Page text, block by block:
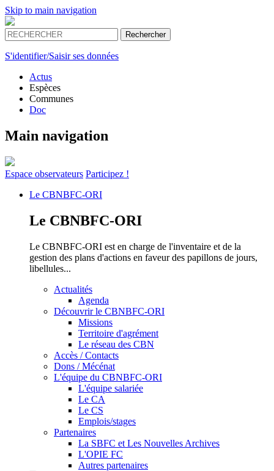
Skip to main navigation
S'identifier/Saisir ses données
Actus
Espèces
Communes
Doc
Main navigation
Espace observateurs Participez !
Le CBNBFC-ORI
Le CBNBFC-ORI
Le CBNBFC-ORI est en charge de l'inventaire et de la
gestion des plans d'actions en faveur des papillons de jours,
libellules...
Actualités
Agenda
Découvrir le CBNBFC-ORI
Missions
Territoire d'agrément
Le réseau des CBN
Accès / Contacts
Dons / Mécénat
L'équipe du CBNBFC-ORI
L'équipe salariée
Le CA
Le CS
Emplois/stages
Partenaires
La SBFC et Les Nouvelles Archives
L'OPIE FC
Autres partenaires